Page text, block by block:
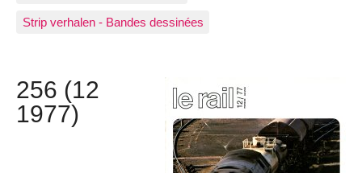
Strip verhalen - Bandes dessinées
256 (12
1977)